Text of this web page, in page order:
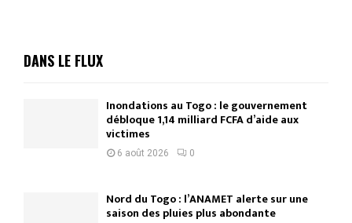
DANS LE FLUX
Inondations au Togo : le gouvernement
débloque 1,14 milliard FCFA d’aide aux
victimes
6 août 2026 0
Nord du Togo : l’ANAMET alerte sur une
saison des pluies plus abondante